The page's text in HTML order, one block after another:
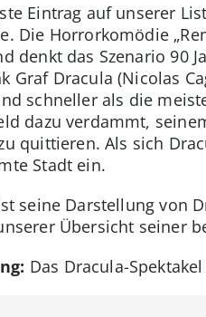
Eintrag auf unserer
Die Horrorkomödie
denkt das Szenario 90
Graf Dracula (Nicolas
schneller als die
dazu verdammt,
quittieren. Als sich
Stadt ein.
seine Darstellung von
Übersicht seiner
Das Dracula-